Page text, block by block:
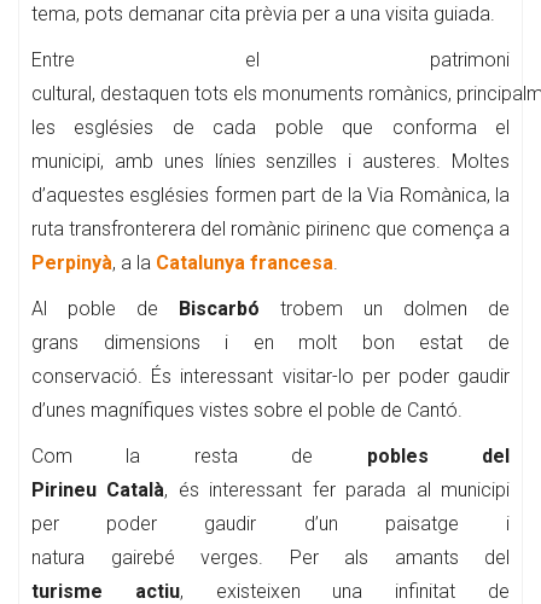
tema, pots demanar cita prèvia per a una visita guiada.
Entre el patrimoni
cultural, destaquen tots els monuments romànics,
les esglésies de cada poble que conforma el
municipi, amb unes línies senzilles i austeres. Moltes
d’aquestes esglésies formen part de la Via Romànica, la
ruta transfronterera del romànic pirinenc que comença a
Perpinyà, a la Catalunya francesa.
Al poble de Biscarbó trobem un dolmen de
grans dimensions i en molt bon estat de
conservació. És interessant visitar-lo per poder gaudir
d’unes magnífiques vistes sobre el poble de Cantó.
Com la resta de pobles del
Pirineu Català, és interessant fer parada al municipi
per poder gaudir d’un paisatge i
natura gairebé verges. Per als amants del
turisme actiu, existeixen una infinitat de